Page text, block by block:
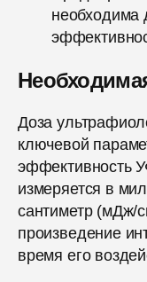
необходима
Доза
ключевой
эффективность
измеряется в
сантиметр (мДж/
произведение
время его